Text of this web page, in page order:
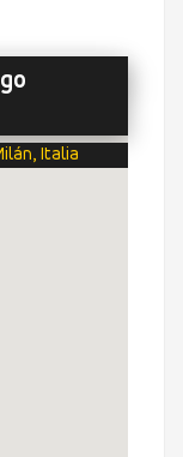
Italia